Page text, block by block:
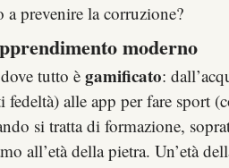
prevenire la corruzione?
moderno
tutto è gamificato:
alle app per fare sport
si tratta di formazione,
all’età della pietra. Un’età